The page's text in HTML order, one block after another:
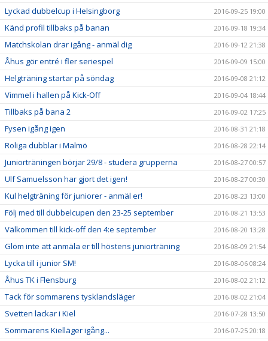
Lyckad dubbelcup i Helsingborg 2016-09-25 19:00
Känd profil tillbaks på banan 2016-09-18 19:34
Matchskolan drar igång - anmäl dig 2016-09-12 21:38
Åhus gör entré i fler seriespel 2016-09-09 15:00
Helgträning startar på söndag 2016-09-08 21:12
Vimmel i hallen på Kick-Off 2016-09-04 18:44
Tillbaks på bana 2 2016-09-02 17:25
Fysen igång igen 2016-08-31 21:18
Roliga dubblar i Malmö 2016-08-28 22:14
Juniorträningen börjar 29/8 - studera grupperna 2016-08-27 00:57
Ulf Samuelsson har gjort det igen! 2016-08-27 00:30
Kul helgträning för juniorer - anmäl er! 2016-08-23 13:00
Följ med till dubbelcupen den 23-25 september 2016-08-21 13:53
Välkommen till kick-off den 4:e september 2016-08-20 13:28
Glöm inte att anmäla er till höstens juniorträning 2016-08-09 21:54
Lycka till i junior SM! 2016-08-06 08:24
Åhus TK i Flensburg 2016-08-02 21:12
Tack för sommarens tysklandsläger 2016-08-02 21:04
Svetten lackar i Kiel 2016-07-28 13:50
Sommarens Kielläger igång... 2016-07-25 20:18